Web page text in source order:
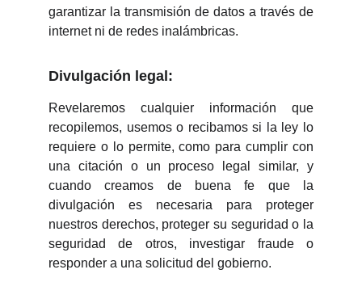
garantizar la transmisión de datos a través de
internet ni de redes inalámbricas.
Divulgación legal:
Revelaremos cualquier información que
recopilemos, usemos o recibamos si la ley lo
requiere o lo permite, como para cumplir con
una citación o un proceso legal similar, y
cuando creamos de buena fe que la
divulgación es necesaria para proteger
nuestros derechos, proteger su seguridad o la
seguridad de otros, investigar fraude o
responder a una solicitud del gobierno.